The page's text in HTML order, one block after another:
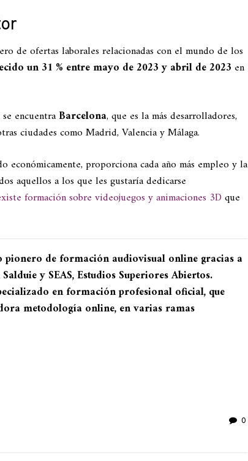
de ofertas laborales relacionadas con el mundo de los
un 31 % entre mayo de 2023 y abril de 2023 en
encuentraBarcelona, que es la más desarrolladores,
ciudades como Madrid, Valencia y Málaga.
económicamente, proporciona cada año más empleo y la
aquellos a los que les gustaría dedicarse
formación sobre videojuegos y animaciones 3D que
pionero de formación audiovisual online gracias a
y SEAS, Estudios Superiores Abiertos.
en formación profesional oficial, que
metodología online, en varias ramas
0